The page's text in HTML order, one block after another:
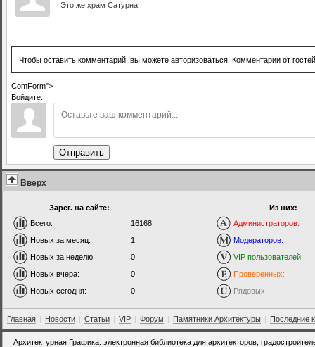
Это же храм Сатурна!
Чтобы оставить комментарий, вы можете авторизоваться. Комментарии от
ComForm">
Войдите:
Отправить
Вверх
Зарег. на сайте:
Всего:
16168
Новых за месяц:
1
Новых за неделю:
0
Новых вчера:
0
Новых сегодня:
0
Из них:
Администраторов:
Модераторов:
VIP пользователей:
Проверенных:
Рядовых:
Главная | Новости | Статьи | VIP | Форум | Памятники Архитектуры | Последние
Архитектурная Графика: электронная библиотека для архитекторов,